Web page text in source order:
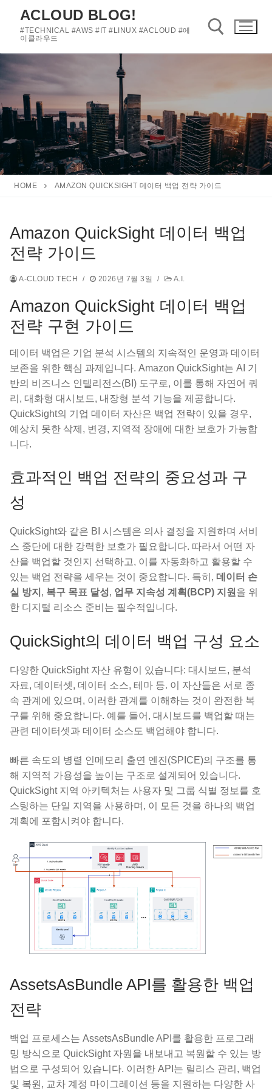
로
로
기
ACLOUD BLOG!
#TECHNICAL #AWS #IT #LINUX #ACLOUD #에
이클라우드
HOME AMAZON QUICKSIGHT 데이터 백업 전략 가이드
Amazon QuickSight 데이터 백업
전략 가이드
A-CLOUD TECH / 2026년 7월 3일 / A.I.
Amazon QuickSight 데이터 백업
전략 구현 가이드
데이터 백업은 기업 분석 시스템의 지속적인 운영과 데이터
보존을 위한 핵심 과제입니다. Amazon QuickSight는 AI 기
반의 비즈니스 인텔리전스(BI) 도구로, 이를 통해 자연어 쿼
리, 대화형 대시보드, 내장형 분석 기능을 제공합니다.
QuickSight의 기업 데이터 자산은 백업 전략이 있을 경우,
예상치 못한 삭제, 변경, 지역적 장애에 대한 보호가 가능합
니다.
효과적인 백업 전략의 중요성과 구
성
QuickSight와 같은 BI 시스템은 의사 결정을 지원하며 서비
스 중단에 대한 강력한 보호가 필요합니다. 따라서 어떤 자
산을 백업할 것인지 선택하고, 이를 자동화하고 활용할 수
있는 백업 전략을 세우는 것이 중요합니다. 특히, 데이터 손
실 방지 , 복구 목표 달성, 업무 지속성 계획(BCP) 지원 을 위
한 디지털 리소스 준비는 필수적입니다.
QuickSight의 데이터 백업 구성 요소
다양한 QuickSight 자산 유형이 있습니다: 대시보드, 분석
자료, 데이터셋, 데이터 소스, 테마 등. 이 자산들은 서로 종
속 관계에 있으며, 이러한 관계를 이해하는 것이 완전한 복
구를 위해 중요합니다. 예를 들어, 대시보드를 백업할 때는
관련 데이터셋과 데이터 소스도 백업해야 합니다.
빠른 속도의 병렬 인메모리 출연 엔진(SPICE)의 구조를 통
해 지역적 가용성을 높이는 구조로 설계되어 있습니다.
QuickSight 지역 아키텍처는 사용자 및 그룹 식별 정보를 호
스팅하는 단일 지역을 사용하며, 이 모든 것을 하나의 백업
계획에 포함시켜야 합니다.
AssetsAsBundle API를 활용한 백업
전략
백업 프로세스는 AssetsAsBundle API를 활용한 프로그래
밍 방식으로 QuickSight 자원을 내보내고 복원할 수 있는 방
법으로 구성되어 있습니다. 이러한 API는 릴리스 관리, 백업
및 복원, 교차 계정 마이그레이션 등을 지원하는 다양한 사